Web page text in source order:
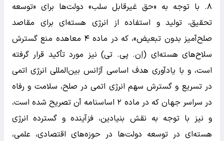
۸. با توجه به «حق غیرقابل سلب» دولت‌ها برای «توسعه
تحقیق، تولید و استفاده از انرژی هسته‌ای برای مقاصد
صلح‌آمیز بدون تبعیض»، که در ماده ۴ معاهده منع گسترش
سلاح‌های هسته‌ای (اِن. پی. تی) نیز مورد تأکید قرار گرفته
است، و با یادآوری هدف اساسی آژانس بین‌المللی انرژی اتمی
در تسریع و گسترش سهم انرژی اتمی در صلح، سلامت و رفاه
در سراسر جهان که در ماده ۲ اساسنامه آن تصریح شده است،
و نیز با توجه به نقش بنیادین، فزآینده و گسترده انرژی
هسته‌ای در توسعه دولت‌ها در حوزه‌های اقتصادی، علمی،